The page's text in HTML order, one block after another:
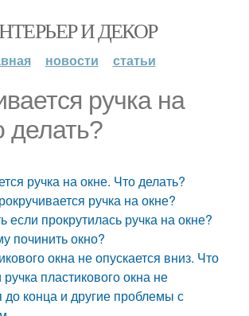
И ДЕКОР
новости статьи
ручка на
делать?
ручка на окне. Что делать?
ручка на окне?
если прокрутилась ручка на окне?
починить окно?
окна не опускается вниз. Что
пластикового окна не
до конца и другие проблемы с